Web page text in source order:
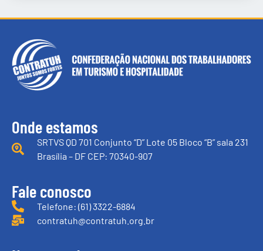
Onde estamos
SRTVS QD 701 Conjunto “D” Lote 05 Bloco “B” sala 231
Brasília – DF CEP: 70340-907
Fale conosco
Telefone: (61) 3322-6884
contratuh@contratuh.org.br